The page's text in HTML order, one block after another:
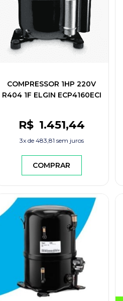
COMPRESSOR 1HP 220V
R404 1F ELGIN ECP4160ECI
R$ 1.451,44
3x de 483,81 sem juros
COMPRAR